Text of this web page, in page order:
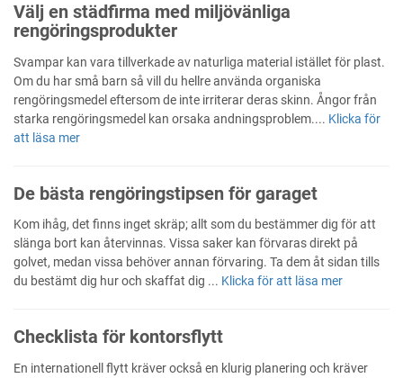
Välj en städfirma med miljövänliga
rengöringsprodukter
Svampar kan vara tillverkade av naturliga material istället för plast.
Om du har små barn så vill du hellre använda organiska
rengöringsmedel eftersom de inte irriterar deras skinn. Ångor från
starka rengöringsmedel kan orsaka andningsproblem.... Klicka för
att läsa mer
De bästa rengöringstipsen för garaget
Kom ihåg, det finns inget skräp; allt som du bestämmer dig för att
slänga bort kan återvinnas. Vissa saker kan förvaras direkt på
golvet, medan vissa behöver annan förvaring. Ta dem åt sidan tills
du bestämt dig hur och skaffat dig ... Klicka för att läsa mer
Checklista för kontorsflytt
En internationell flytt kräver också en klurig planering och kräver